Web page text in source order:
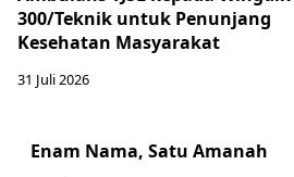
300/Teknik untuk Penunjang
Kesehatan Masyarakat ​
31 Juli 2026
Enam Nama, Satu Amanah